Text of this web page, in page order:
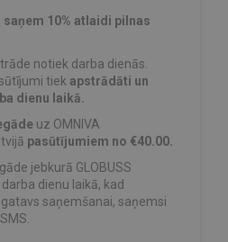
saņem 10% atlaidi pilnas
notiek darba dienās.
tiek apstrādāti un
dienu laikā.
uz OMNIVA
pasūtījumiem no €40.00.
jebkurā GLOBUSS
dienu laikā, kad
saņemšanai, saņemsi